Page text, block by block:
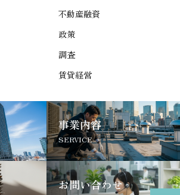
不動産融資
政策
調査
賃貸経営
事業内容
SERVICE
お問い合わせ